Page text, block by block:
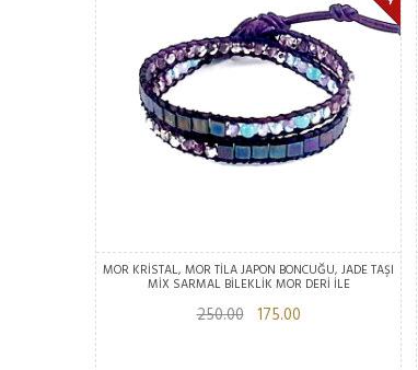
MOR KRİSTAL, MOR TİLA JAPON BONCUĞU, JADE TAŞI
MİX SARMAL BİLEKLİK MOR DERİ İLE
250.00175.00